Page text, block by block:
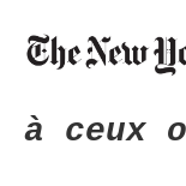
à ceux